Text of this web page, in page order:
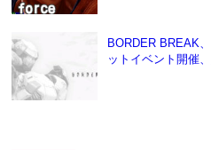
BORDER BREAK
ットイベント開催